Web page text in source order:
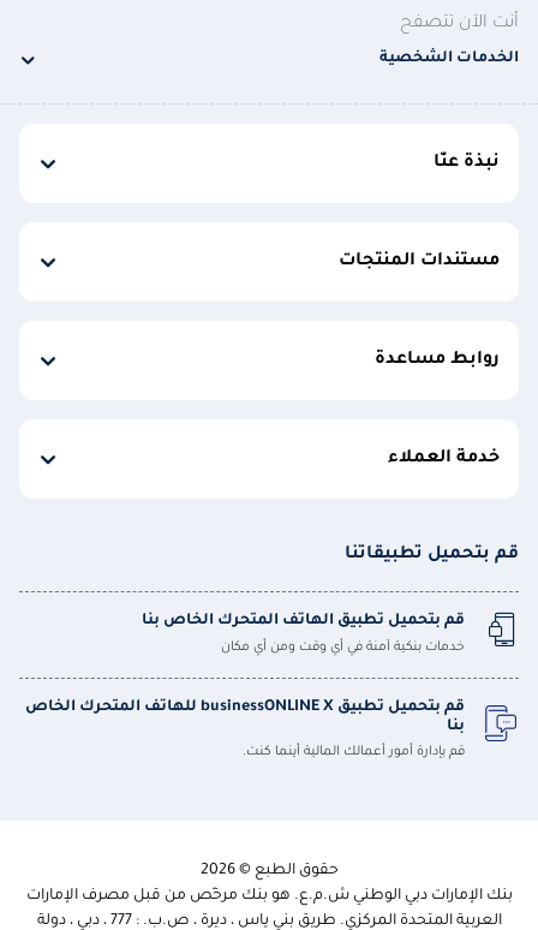
أنت الآن تتصفح
الخدمات الشخصية
نبذة عنّا
مستندات المنتجات
روابط مساعدة
خدمة العملاء
قم بتحميل تطبيقاتنا
قم بتحميل تطبيق الهاتف المتحرك الخاص بنا
خدمات بنكية آمنة في أي وقت ومن أي مكان
قم بتحميل تطبيق businessONLINE X للهاتف المتحرك الخاص
بنا
قم بإدارة أمور أعمالك المالية أينما كنت.
حقوق الطبع © 2026
بنك الإمارات دبي الوطني ش.م.ع. هو بنك مرخّص من قبل مصرف الإمارات
العربية المتحدة المركزي. طريق بني ياس ، ديرة ، ص.ب. : 777 ، دبي ، دولة